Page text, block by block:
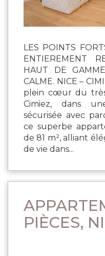
LES POINTS
ENTIEREMENT
HAUT DE
CALME. NICE –
plein cœur du
Cimiez, dans
sécurisée avec
ce superbe
de 81 m², alliant
de vie dans...
PIÈCES,